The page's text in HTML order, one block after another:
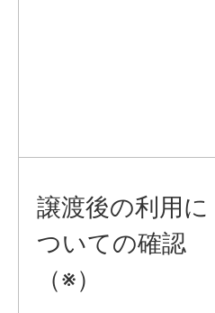
譲渡後の利用に
ついての確認
（※）